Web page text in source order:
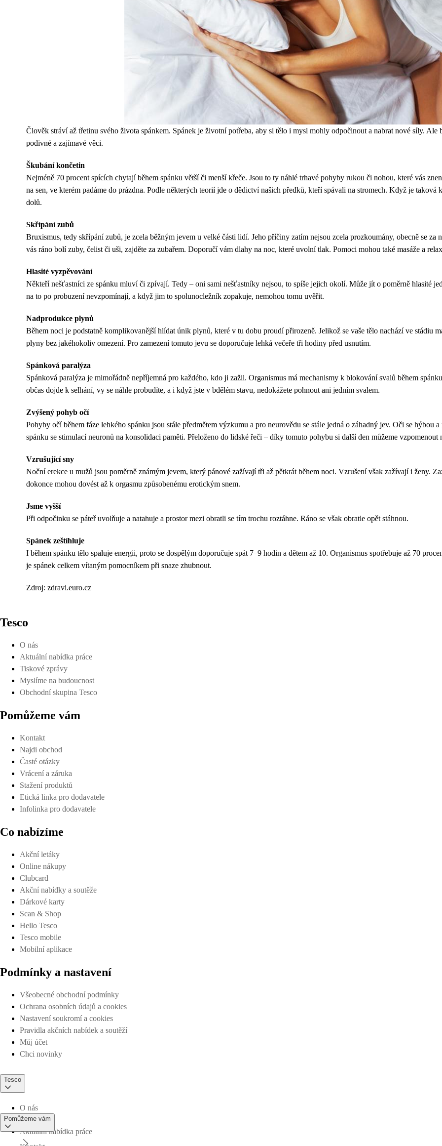
Člověk stráví až třetinu svého života spánkem. Spánek je životní potřeba, aby si tělo i mysl mohly odpočinout a nabrat nové síly. Ale
podivné a zajímavé věci.
Škubání končetin
Nejméně 70 procent spících chytají během spánku větší či menší křeče. Jsou to ty náhlé trhavé pohyby rukou či nohou, které vás
na sen, ve kterém padáme do prázdna. Podle některých teorií jde o dědictví našich předků, kteří spávali na stromech. Když je
dolů.
Skřípání zubů
Bruxismus, tedy skřípání zubů, je zcela běžným jevem u velké části lidí. Jeho příčiny zatím nejsou zcela prozkoumány, obecně se za
vás ráno bolí zuby, čelist či uši, zajděte za zubařem. Doporučí vám dlahy na noc, které uvolní tlak. Pomoci mohou také masáže a
Hlasité vyzpěvování
Někteří nešťastníci ze spánku mluví či zpívají. Tedy – oni sami nešťastníky nejsou, to spíše jejich okolí. Může jít o poměrně hlasité
na to po probuzení nevzpomínají, a když jim to spolunocležník zopakuje, nemohou tomu uvěřit.
Nadprodukce plynů
Během noci je podstatně komplikovanější hlídat únik plynů, které v tu dobu proudí přirozeně. Jelikož se vaše tělo nachází ve stádiu
plyny bez jakéhokoliv omezení. Pro zamezení tomuto jevu se doporučuje lehká večeře tři hodiny před usnutím.
Spánková paralýza
Spánková paralýza je mimořádně nepříjemná pro každého, kdo ji zažil. Organismus má mechanismy k blokování svalů během
občas dojde k selhání, vy se náhle probudíte, a i když jste v bdělém stavu, nedokážete pohnout ani jedním svalem.
Zvýšený pohyb očí
Pohyby očí během fáze lehkého spánku jsou stále předmětem výzkumu a pro neurovědu se stále jedná o záhadný jev. Oči se hýbou
spánku se stimulací neuronů na konsolidaci paměti. Přeloženo do lidské řeči – díky tomuto pohybu si další den můžeme vzpomenout
Vzrušující sny
Noční erekce u mužů jsou poměrně známým jevem, který pánové zažívají tři až pětkrát během noci. Vzrušení však zažívají i ženy.
dokonce mohou dovést až k orgasmu způsobenému erotickým snem.
Jsme vyšší
Při odpočinku se páteř uvolňuje a natahuje a prostor mezi obratli se tím trochu roztáhne. Ráno se však obratle opět stáhnou.
Spánek zeštíhluje
I během spánku tělo spaluje energii, proto se dospělým doporučuje spát 7–9 hodin a dětem až 10. Organismus spotřebuje až 70
je spánek celkem vítaným pomocníkem při snaze zhubnout.
Zdroj: zdravi.euro.cz
Tesco
O nás
Aktuální nabídka práce
Tiskové zprávy
Myslíme na budoucnost
Obchodní skupina Tesco
Pomůžeme vám
Kontakt
Najdi obchod
Časté otázky
Vrácení a záruka
Stažení produktů
Etická linka pro dodavatele
Infolinka pro dodavatele
Co nabízíme
Akční letáky
Online nákupy
Clubcard
Akční nabídky a soutěže
Dárkové karty
Scan & Shop
Hello Tesco
Tesco mobile
Mobilní aplikace
Podmínky a nastavení
Všeobecné obchodní podmínky
Ochrana osobních údajů a cookies
Nastavení soukromí a cookies
Pravidla akčních nabídek a soutěží
Můj účet
Chci novinky
Tesco
O nás
Aktuální nabídka práce
Pomůžeme vám